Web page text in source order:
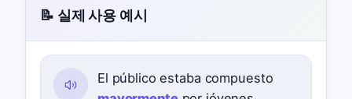
📝 실제 사용 예시
El público estaba compuesto